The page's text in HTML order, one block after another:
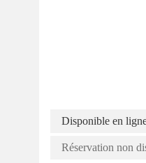
Disponible en
Réservation non